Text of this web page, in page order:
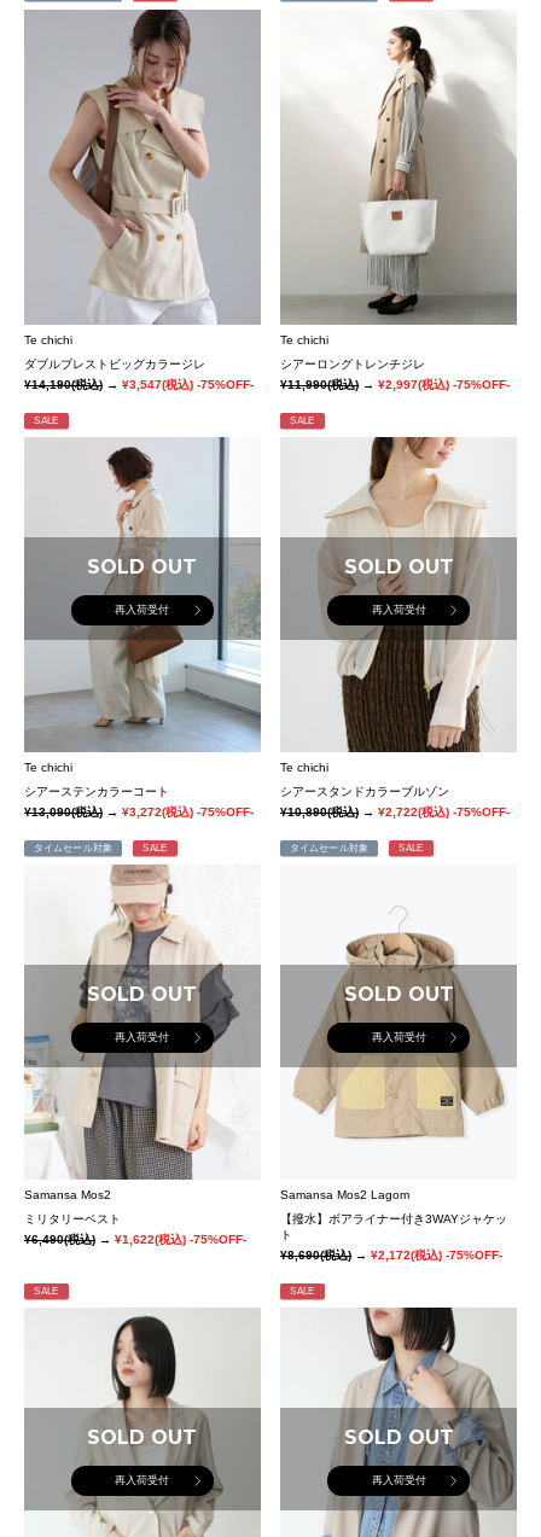
Te chichi
ダブルブレストビッグカラージレ
¥14,190(税込) → ¥3,547(税込) -75%OFF-
Te chichi
シアーロングトレンチジレ
¥11,990(税込)→¥2,997(税込) -75%OFF-
SALE
SOLD OUT
再入荷受付
Te chichi
シアーステンカラーコート
¥13,090(税込) → ¥3,272(税込) -75%OFF-
SALE
SOLD OUT
再入荷受付
Te chichi
シアースタンドカラーブルゾン
¥10,890(税込)→¥2,722(税込) -75%OFF-
タイムセール対象 SALE
SOLD OUT
再入荷受付
Samansa Mos2
ミリタリーベスト
¥6,490(税込) → ¥1,622(税込) -75%OFF-
タイムセール対象 SALE
SOLD OUT
再入荷受付
Samansa Mos2 Lagom
【撥水】ボアライナー付き3WAYジャケッ
ト
¥8,690(税込)→¥2,172(税込) -75%OFF-
SALE
SOLD OUT
再入荷受付
SALE
SOLD OUT
再入荷受付